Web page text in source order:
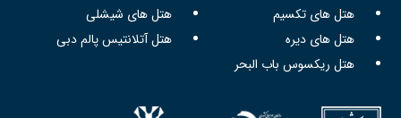
هتل های تکسیم
هتل های شیشلی
هتل های دیره
هتل آتلانتیس پالم دبی
هتل ریکسوس باب البحر